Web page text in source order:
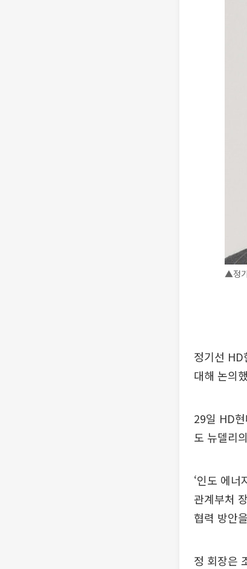
▲정
정기선 HD
대해 논의
29일 HD
도 뉴델리
‘인도 에
관계부처
협력 방안
정 회장은